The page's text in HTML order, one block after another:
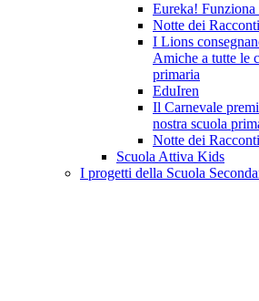
Eureka! Funziona
Notte dei
I Lions
Amiche a tutte le
primaria
EduIren
Il Carnevale
nostra scuola
Notte dei Racconti
Scuola Attiva Kids
I progetti della Scuola